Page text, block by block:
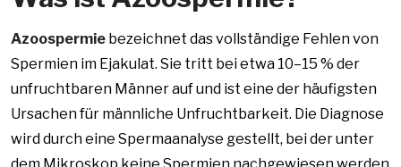
Azoospermie bezeichnet das vollständige Fehlen von
Spermien im Ejakulat. Sie tritt bei etwa 10–15 % der
unfruchtbaren Männer auf und ist eine der häufigsten
Ursachen für männliche Unfruchtbarkeit. Die Diagnose
wird durch eine Spermaanalyse gestellt, bei der unter
dem Mikroskop keine Spermien nachgewiesen werden